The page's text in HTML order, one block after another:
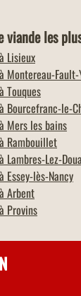
viande les
Lisieux
Montereau-Fault-
Touques
Bourcefranc-le-
Mers les bains
Rambouillet
Lambres-Lez-
Essey-lès-Nancy
Arbent
Provins